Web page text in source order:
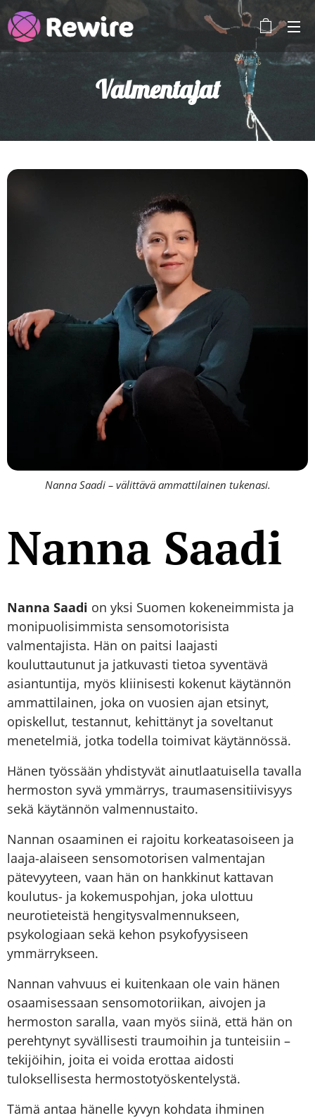
Valmentajat
Nanna Saadi – välittävä ammattilainen tukenasi.
Nanna Saadi
Nanna Saadi on yksi Suomen kokeneimmista ja
monipuolisimmista sensomotorisista
valmentajista. Hän on paitsi laajasti
kouluttautunut ja jatkuvasti tietoa syventävä
asiantuntija, myös kliinisesti kokenut käytännön
ammattilainen, joka on vuosien ajan etsinyt,
opiskellut, testannut, kehittänyt ja soveltanut
menetelmiä, jotka todella toimivat käytännössä.
Hänen työssään yhdistyvät ainutlaatuisella tavalla
hermoston syvä ymmärrys, traumasensitiivisyys
sekä käytännön valmennustaito.
Nannan osaaminen ei rajoitu korkeatasoiseen ja
laaja-alaiseen sensomotorisen valmentajan
pätevyyteen, vaan hän on hankkinut kattavan
koulutus- ja kokemuspohjan, joka ulottuu
neurotieteistä hengitysvalmennukseen,
psykologiaan sekä kehon psykofyysiseen
ymmärrykseen.
Nannan vahvuus ei kuitenkaan ole vain hänen
osaamisessaan sensomotoriikan, aivojen ja
hermoston saralla, vaan myös siinä, että hän on
perehtynyt syvällisesti traumoihin ja tunteisiin –
tekijöihin, joita ei voida erottaa aidosti
tuloksellisesta hermostotyöskentelystä.
Tämä antaa hänelle kyvyn kohdata ihminen